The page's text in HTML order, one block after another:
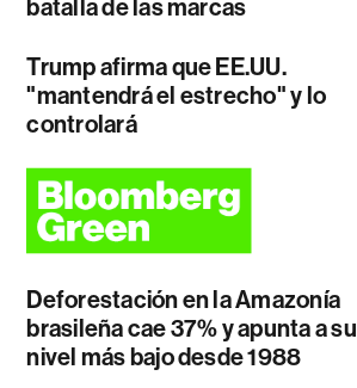
batalla de las marcas
Trump afirma que EE.UU.
"mantendrá el estrecho" y lo
controlará
Deforestación en la Amazonía
brasileña cae 37% y apunta a su
nivel más bajo desde 1988